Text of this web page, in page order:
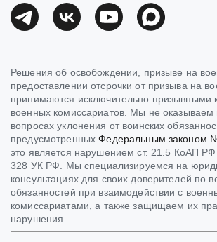
Решения об освобождении, призыве на
предоставлении отсрочки от призыва на
принимаются исключительно призывными
военных комиссариатов. Мы не оказываем
вопросах уклонения от воинских
предусмотренныхФедеральным законом
это является нарушением ст. 21.5 КоАП РФ,
328 УК РФ. Мы специализируемся на
консультациях для своих доверителей по
обязанностей при взаимодействии с
комиссариатами, а также защищаем их
нарушения.